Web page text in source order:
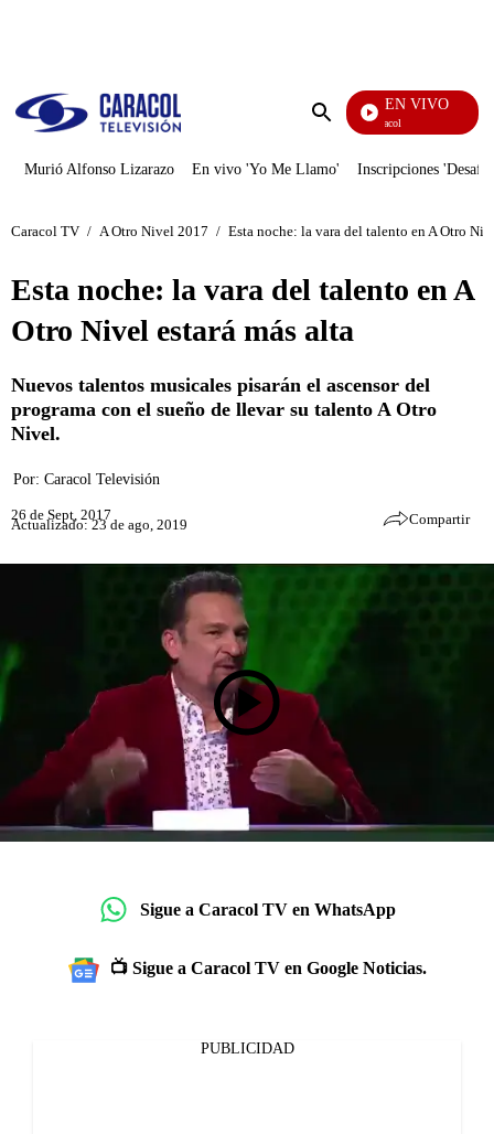
Enviar
EN VIVO
Noticias Caracol
Murió Alfonso Lizarazo En vivo 'Yo Me Llamo' Inscripciones
Caracol TV / A Otro Nivel 2017 / Esta noche: la vara del talento en A Otro
Esta noche: la vara del talento en A
Otro Nivel estará más alta
Nuevos talentos musicales pisarán el ascensor del
programa con el sueño de llevar su talento A Otro
Nivel.
Por: Caracol Televisión
26 de Sept, 2017
Actualizado: 23 de ago, 2019 Compartir
Sigue a Caracol TV en WhatsApp
📺 Sigue a Caracol TV en Google Noticias.
PUBLICIDAD